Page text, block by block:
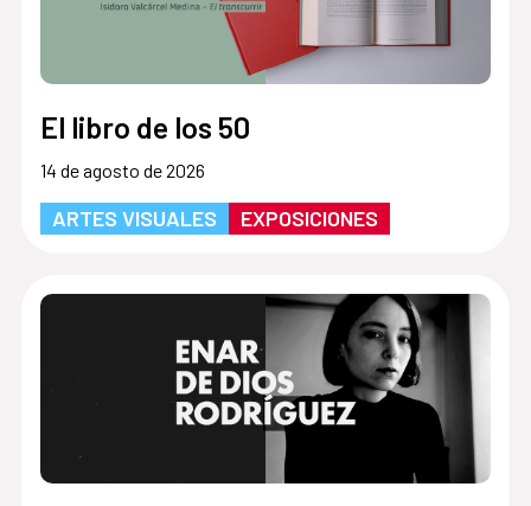
El libro de los 50
14 de agosto de 2026
ARTES VISUALES EXPOSICIONES